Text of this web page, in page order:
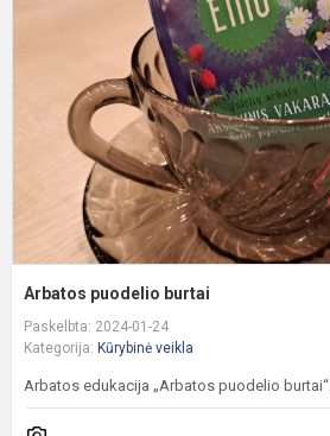
Arbatos puodelio burtai
Paskelbta: 2024-01-24
Kategorija: Kūrybinė veikla
Arbatos edukacija „Arbatos puodelio burtai“.